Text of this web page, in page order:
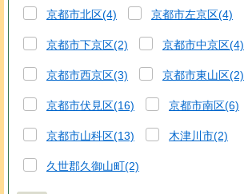
京都市北区(4) 京都市左京区(4)
京都市下京区(2) 京都市中京区(4)
京都市西京区(3) 京都市東山区(2)
京都市伏見区(16) 京都市南区(6)
京都市山科区(13) 木津川市(2)
久世郡久御山町(2)